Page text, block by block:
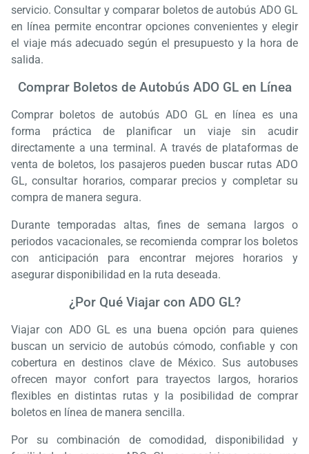
servicio. Consultar y comparar boletos de autobús ADO GL
en línea permite encontrar opciones convenientes y elegir
el viaje más adecuado según el presupuesto y la hora de
salida.
Comprar Boletos de Autobús ADO GL en Línea
Comprar boletos de autobús ADO GL en línea es una
forma práctica de planificar un viaje sin acudir
directamente a una terminal. A través de plataformas de
venta de boletos, los pasajeros pueden buscar rutas ADO
GL, consultar horarios, comparar precios y completar su
compra de manera segura.
Durante temporadas altas, fines de semana largos o
periodos vacacionales, se recomienda comprar los boletos
con anticipación para encontrar mejores horarios y
asegurar disponibilidad en la ruta deseada.
¿Por Qué Viajar con ADO GL?
Viajar con ADO GL es una buena opción para quienes
buscan un servicio de autobús cómodo, confiable y con
cobertura en destinos clave de México. Sus autobuses
ofrecen mayor confort para trayectos largos, horarios
flexibles en distintas rutas y la posibilidad de comprar
boletos en línea de manera sencilla.
Por su combinación de comodidad, disponibilidad y